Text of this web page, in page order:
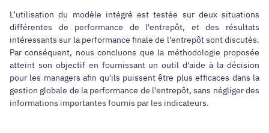
L’utilisation du modèle intégré est testée sur deux situations
différentes de performance de l'entrepôt, et des résultats
intéressants sur la performance finale de l'entrepôt sont discutés.
Par conséquent, nous concluons que la méthodologie proposée
atteint son objectif en fournissant un outil d'aide à la décision
pour les managers afin qu'ils puissent être plus efficaces dans la
gestion globale de la performance de l'entrepôt, sans négliger des
informations importantes fournis par les indicateurs.